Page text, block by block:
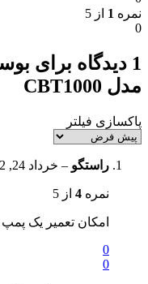
نمره 1 از 5
0
1 دیدگاه برای
مدل CBT1000
پاکسازی فیلتر
راستگو – خرداد 24, 1402
نمره 4 از 5
امکان تعمیر یک
0
0